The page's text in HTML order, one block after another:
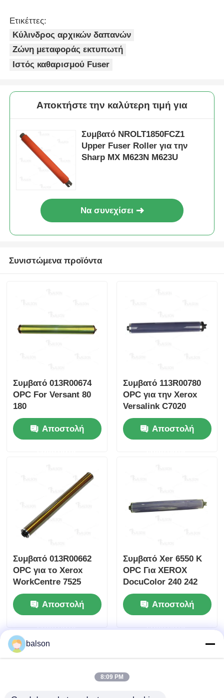
Αρχική Σελίδα
Προϊόντα
HP TONER CHIP
Τσιπ τόνερ Xerox
Τσιπ τόνου Kyocera
Τσιπ τόνερ Samsung
Τσιπ τόνερ Canon
Τσιπ τόνου OKI
Αδερφέ Τόνερ Τσιπ
Τσιπ του τόνου Minolta
Ετικέττες:
Κύλινδρος αρχικών δαπανών
Ζώνη μεταφοράς εκτυπωτή
Ιστός καθαρισμού Fuser
Αποκτήστε την καλύτερη τιμή για
Συμβατό NROLT1850FCZ1
Upper Fuser Roller για την
Sharp MX M623N M623U
Να συνεχίσει
Συνιστώμενα προϊόντα
Συμβατό 013R00674
OPC For Versant 80
180
Αποστολή
Συμβατό 113R00780
OPC για την Xerox
Versalink C7020
c7025 C7030 C7000
Αποστολή
Συμβατό 013R00662
OPC για το Xerox
WorkCentre 7525
7530 7535
Αποστολή
ερώτησης
Συμβατό Xer 6550 K
OPC Για XEROX
DocuColor 240 242
250 252
Αποστολή
ερώτησης
balson
8:09 PM